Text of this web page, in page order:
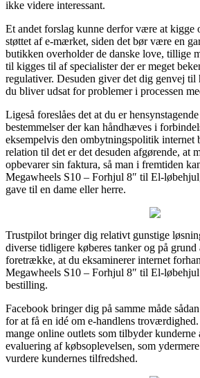
ikke videre interessant.
Et andet forslag kunne derfor være at kigge
støttet af e-mærket, siden det bør være en
butikken overholder de danske love, tillige
til kigges til af specialister der er meget
regulativer. Desuden giver det dig genvej
du bliver udsat for problemer i processen
Ligeså foreslåes det at du er
bestemmelser der kan håndhæves i
eksempelvis den ombytningspolitik internet
relation til det er det desuden afgørende, at
opbevarer sin faktura, så man i fremtiden
Megawheels S10 – Forhjul 8″ til El-
gave til en dame eller herre.
Trustpilot bringer dig relativt gunstige
diverse tidligere køberes tanker og på grund
foretrække, at du eksaminerer internet
Megawheels S10 – Forhjul 8″ til El-
bestilling.
Facebook bringer dig på samme måde
for at få en idé om e-handlens
mange online outlets som tilbyder kunderne
evaluering af købsoplevelsen, som
vurdere kundernes tilfredshed.